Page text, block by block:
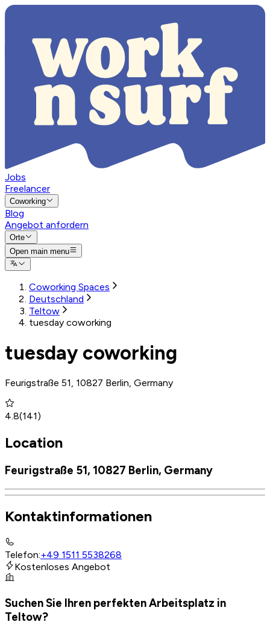
Jobs
Freelancer
Coworking
Blog
Angebot anfordern
Orte
Open main menu
Coworking Spaces
Deutschland
Teltow
tuesday coworking
tuesday coworking
Feurigstraße 51, 10827 Berlin, Germany
4.8(141)
Location
Feurigstraße 51, 10827 Berlin, Germany
Kontaktinformationen
Telefon:+49 1511 5538268
Kostenloses Angebot
Suchen Sie Ihren perfekten Arbeitsplatz in
Teltow?